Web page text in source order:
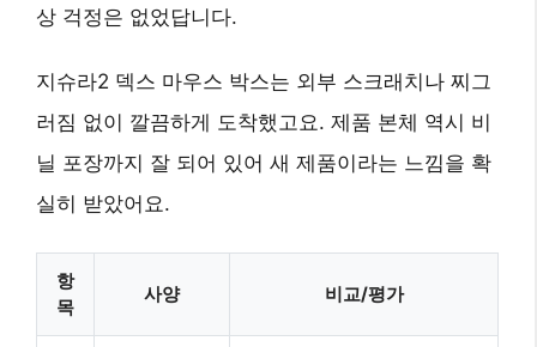
상 걱정은 없었답니다.
지슈라2 덱스 마우스 박스는 외부 스크래치나 찌그
러짐 없이 깔끔하게 도착했고요. 제품 본체 역시 비
닐 포장까지 잘 되어 있어 새 제품이라는 느낌을 확
실히 받았어요.
항
목
사양 비교/평가